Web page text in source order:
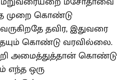
முறை கொண்டு
தவிர, இதுவரை
கொண்டு வரவில்லை.
அமைத்துத்தான் கொண்டு
எந்த ஒரு